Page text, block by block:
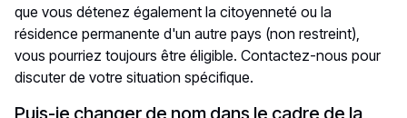
que vous détenez également la citoyenneté ou la
résidence permanente d'un autre pays (non restreint),
vous pourriez toujours être éligible. Contactez-nous pour
discuter de votre situation spécifique.
Puis-je changer de nom dans le cadre de la